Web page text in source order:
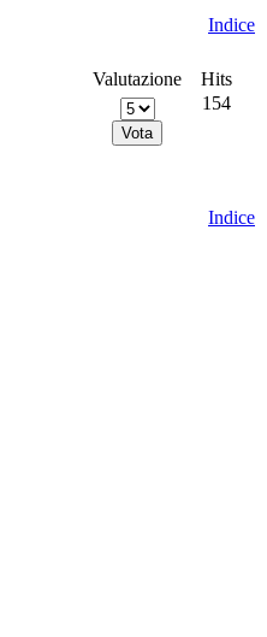
Indice
Valutazione
Hits
154
Indice